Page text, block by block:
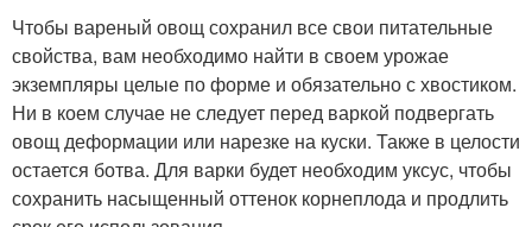
Чтобы вареный овощ сохранил все свои питательные
свойства, вам необходимо найти в своем урожае
экземпляры целые по форме и обязательно с хвостиком.
Ни в коем случае не следует перед варкой подвергать
овощ деформации или нарезке на куски. Также в целости
остается ботва. Для варки будет необходим уксус, чтобы
сохранить насыщенный оттенок корнеплода и продлить